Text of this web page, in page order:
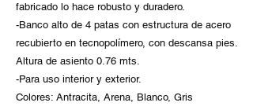
fabricado lo hace robusto y duradero.
-Banco alto de 4 patas con estructura de acero
recubierto en tecnopolímero, con descansa pies.
Altura de asiento 0.76 mts.
-Para uso interior y exterior.
Colores: Antracita, Arena, Blanco, Gris